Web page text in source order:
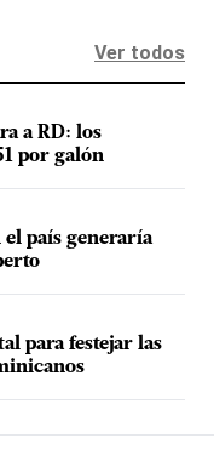
Ver todos
a RD: los
por galón
el país generaría
para festejar las